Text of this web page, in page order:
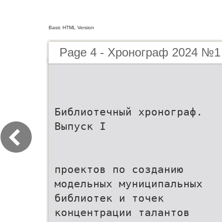
Basic HTML Version
Page 4 - Хронограф 2024 №1
Библиотечный хронограф.
Выпуск I
проектов по созданию
модельных муниципальных
библиотек и точек
концентрации талантов